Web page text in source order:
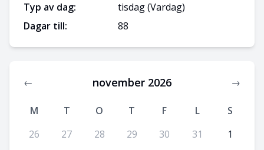
Typ av dag:
tisdag(Vardag)
Dagar till:
88
← november 2026 →
M T O T F L
S
26
27 28 29 30 31 1